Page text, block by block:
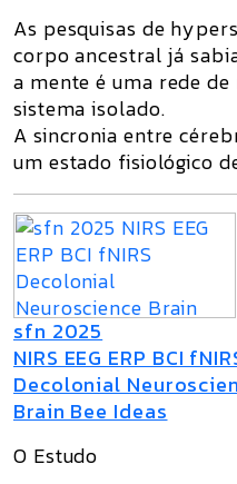
As pesquisas de
corpo ancestral já
a mente é uma rede
sistema isolado.
A sincronia entre
um estado fisiológico
sfn 2025
NIRS EEG ERP BCI
Decolonial
Brain Bee Ideas
O Estudo